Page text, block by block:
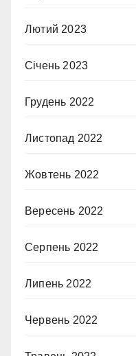
Лютий 2023
Січень 2023
Грудень 2022
Листопад 2022
Жовтень 2022
Вересень 2022
Серпень 2022
Липень 2022
Червень 2022